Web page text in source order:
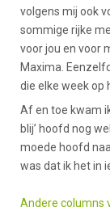
volgens mij ook
sommige rijke
voor jou en voor
Maxima.
die elke week op
Af en toe kwam
blij’ hoofd nog
moede hoofd
was dat ik het in
Andere columns